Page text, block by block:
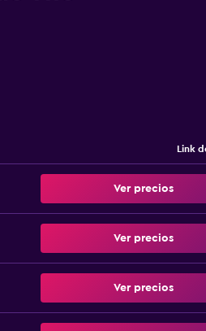
Link
Ver precios
Ver precios
Ver precios